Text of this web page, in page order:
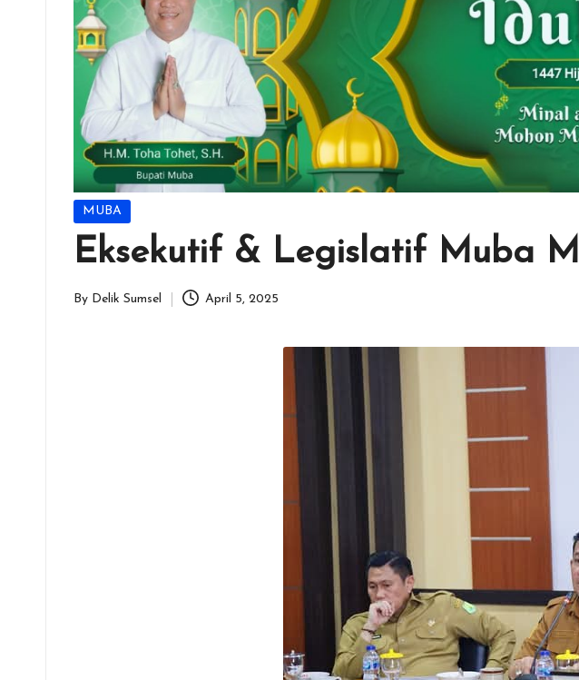
Posted
in
MUBA
Eksekutif & Legislatif Muba
Posted
By Delik Sumsel April 5, 2025